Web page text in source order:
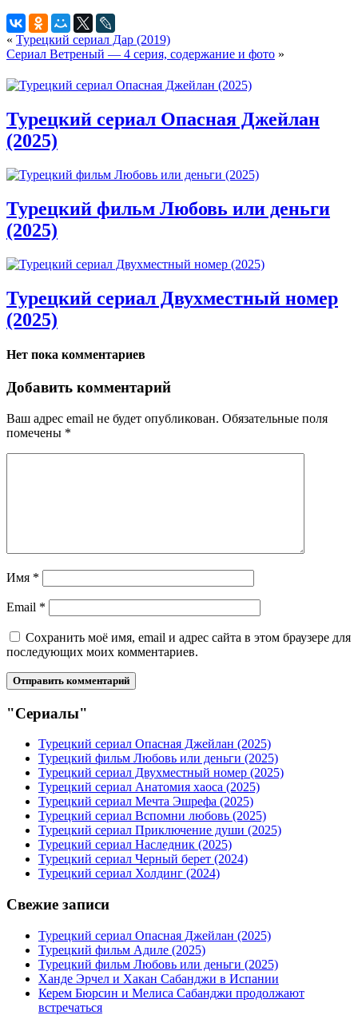
« Турецкий сериал Дар (2019)
Сериал Ветреный — 4 серия, содержание и фото »
Турецкий сериал Опасная Джейлан
(2025)
Турецкий фильм Любовь или деньги
(2025)
Турецкий сериал Двухместный номер
(2025)
Нет пока комментариев
Добавить комментарий
Ваш адрес email не будет опубликован. Обязательные поля
помечены *
Имя *
Email *
Сохранить моё имя, email и адрес сайта в этом браузере для
последующих моих комментариев.
"Сериалы"
Турецкий сериал Опасная Джейлан (2025)
Турецкий фильм Любовь или деньги (2025)
Турецкий сериал Двухместный номер (2025)
Турецкий сериал Анатомия хаоса (2025)
Турецкий сериал Мечта Эшрефа (2025)
Турецкий сериал Вспомни любовь (2025)
Турецкий сериал Приключение души (2025)
Турецкий сериал Наследник (2025)
Турецкий сериал Черный берет (2024)
Турецкий сериал Холдинг (2024)
Свежие записи
Турецкий сериал Опасная Джейлан (2025)
Турецкий фильм Адиле (2025)
Турецкий фильм Любовь или деньги (2025)
Ханде Эрчел и Хакан Сабанджи в Испании
Керем Бюрсин и Мелиса Сабанджи продолжают
встречаться